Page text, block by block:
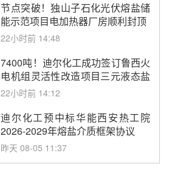
节点突破！独山子石化光伏熔盐储
能示范项目电加热器厂房顺利封顶
22小时前 14:48
7400吨！迪尔化工成功签订鲁西火
电机组灵活性改造项目三元液态盐
采购合同
22小时前 14:12
迪尔化工预中标华能西安热工院
2026-2029年熔盐介质框架协议
昨天 08-05 11:37